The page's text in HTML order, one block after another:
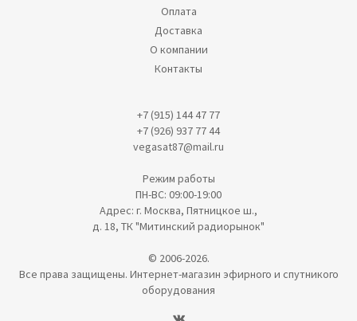
Оплата
Доставка
О компании
Контакты
+7 (915) 144 47 77
+7 (926) 937 77 44
vegasat87@mail.ru
Режим работы
ПН-ВС: 09:00-19:00
Адрес: г. Москва, Пятницкое ш.,
д. 18, ТК "Митинский радиорынок"
© 2006-2026.
Все права защищены. Интернет-магазин эфирного и спутникого
оборудования